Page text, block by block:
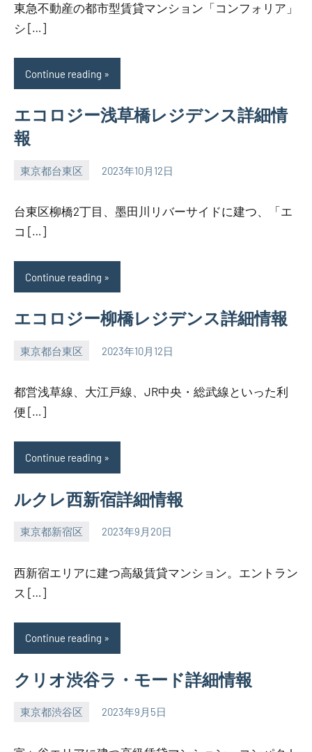
東急不動産の都市型賃貸マンション「コンフォリア」
シ […]
Continue reading
エコロジー浅草橋レジデンス詳細情
報
東京都台東区 2023年10月12日
SEZIMO
台東区柳橋2丁目、墨田川リバーサイドに建つ、「エ
コ […]
Continue reading
エコロジー柳橋レジデンス詳細情報
東京都台東区 2023年10月12日
SEZIMO
都営浅草線、大江戸線、JR中央・総武線といった利
便 […]
Continue reading
ルクレ西新宿詳細情報
東京都新宿区 2023年9月20日
SEZIMO
西新宿エリアに建つ高級賃貸マンション。エントラン
ス […]
Continue reading
クリオ渋谷ラ・モード詳細情報
東京都渋谷区 2023年9月5日
SEZIMO